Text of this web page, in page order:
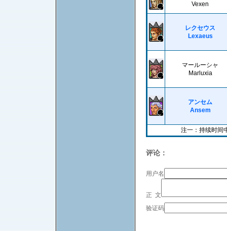
Vexen
レクセウス
Lexaeus
マールーシャ
Marluxia
アンセム
Ansem
注一：持续时间
评论：
用户名
正 文
验证码